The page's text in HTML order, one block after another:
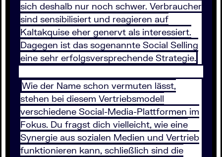
sich deshalb nur noch schwer. Verbraucher
sind sensibilisiert und reagieren auf
Kaltakquise eher genervt als interessiert.
Dagegen ist das sogenannte Social Selling
eine sehr erfolgsversprechende Strategie.
Wie der Name schon vermuten lässt,
stehen bei diesem Vertriebsmodell
verschiedene Social-Media-Plattformen im
Fokus. Du fragst dich vielleicht, wie eine
Synergie aus sozialen Medien und Vertrieb
funktionieren kann, schließlich sind die